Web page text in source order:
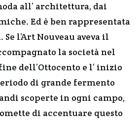
all’ architettura, dai
Ed è ben rappresentata
l’Art Nouveau aveva il
la società nel
dell’Ottocento e l’ inizio
di grande fermento
scoperte in ogni campo,
di accentuare questo